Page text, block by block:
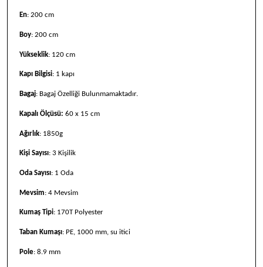
En: 200 cm
Boy: 200 cm
Yükseklik: 120 cm
Kapı Bilgisi: 1 kapı
Bagaj: Bagaj Özelliği Bulunmamaktadır.
Kapalı Ölçüsü: 60 x 15 cm
Ağırlık: 1850g
Kişi Sayısı: 3 Kişilik
Oda Sayısı: 1 Oda
Mevsim: 4 Mevsim
Kumaş Tipi: 170T Polyester
Taban Kumaşı: PE, 1000 mm, su itici
Pole: 8.9 mm